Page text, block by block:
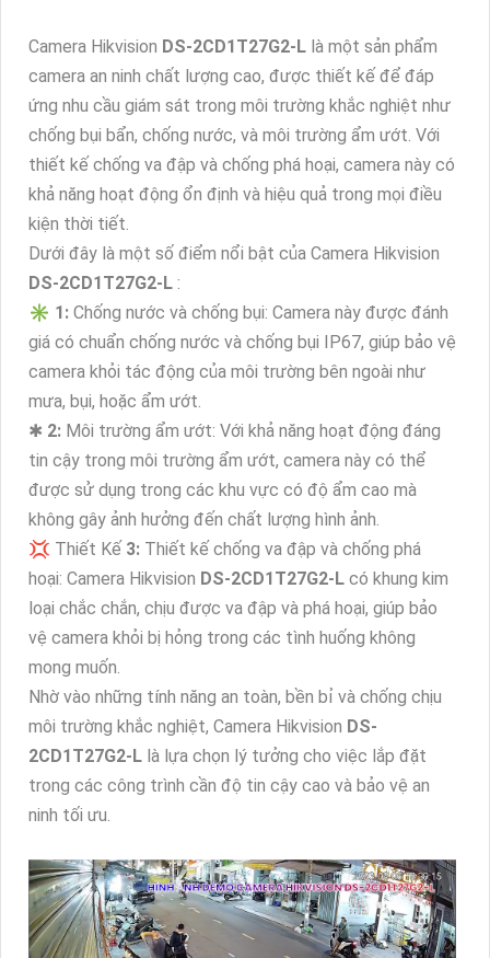
Camera Hikvision DS-2CD1T27G2-L là một sản phẩm
camera an ninh chất lượng cao, được thiết kế để đáp
ứng nhu cầu giám sát trong môi trường khắc nghiệt như
chống bụi bẩn, chống nước, và môi trường ẩm ướt. Với
thiết kế chống va đập và chống phá hoại, camera này có
khả năng hoạt động ổn định và hiệu quả trong mọi điều
kiện thời tiết.
Dưới đây là một số điểm nổi bật của Camera Hikvision
DS-2CD1T27G2-L :
✳️ 1: Chống nước và chống bụi: Camera này được đánh
giá có chuẩn chống nước và chống bụi IP67, giúp bảo vệ
camera khỏi tác động của môi trường bên ngoài như
mưa, bụi, hoặc ẩm ướt.
✱ 2: Môi trường ẩm ướt: Với khả năng hoạt động đáng
tin cậy trong môi trường ẩm ướt, camera này có thể
được sử dụng trong các khu vực có độ ẩm cao mà
không gây ảnh hưởng đến chất lượng hình ảnh.
💢 Thiết Kế 3: Thiết kế chống va đập và chống phá
hoại: Camera Hikvision DS-2CD1T27G2-L có khung kim
loại chắc chắn, chịu được va đập và phá hoại, giúp bảo
vệ camera khỏi bị hỏng trong các tình huống không
mong muốn.
Nhờ vào những tính năng an toàn, bền bỉ và chống chịu
môi trường khắc nghiệt, Camera Hikvision DS-
2CD1T27G2-L là lựa chọn lý tưởng cho việc lắp đặt
trong các công trình cần độ tin cậy cao và bảo vệ an
ninh tối ưu.